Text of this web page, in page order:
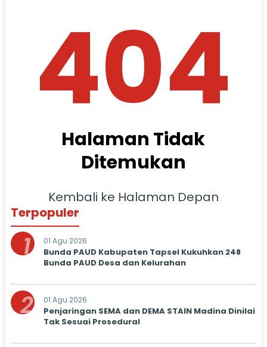
404
Halaman Tidak
Ditemukan
Kembali ke Halaman Depan
Terpopuler
1 01 Agu 2026
Bunda PAUD Kabupaten Tapsel Kukuhkan 248
Bunda PAUD Desa dan Kelurahan
2 01 Agu 2026
Penjaringan SEMA dan DEMA STAIN Madina Dinilai
Tak Sesuai Prosedural